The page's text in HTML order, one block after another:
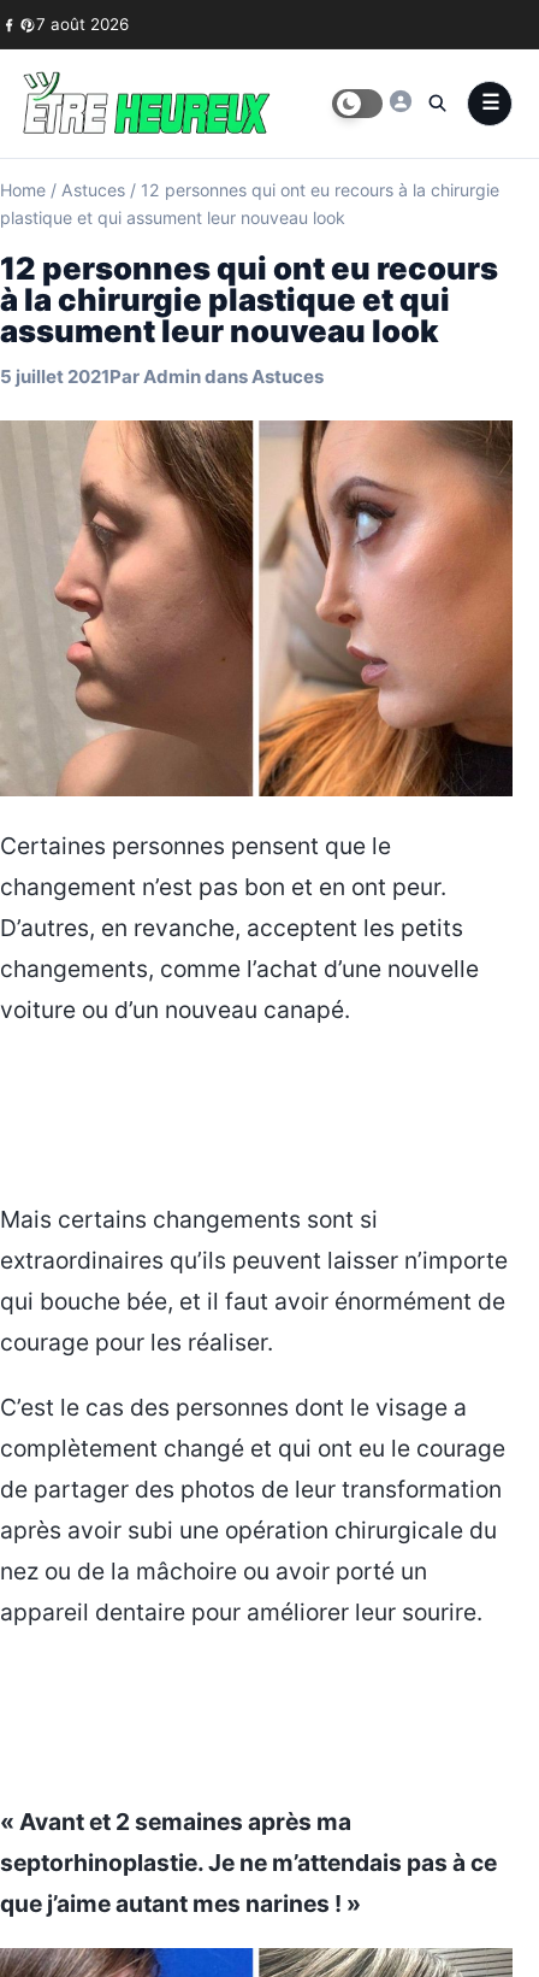
Skip to content
7 août 2026
Home / Astuces / 12 personnes qui ont eu recours à la chirurgie
plastique et qui assument leur nouveau look
12 personnes qui ont eu recours
à la chirurgie plastique et qui
assument leur nouveau look
5 juillet 2021ParAdmindansAstuces
Certaines personnes pensent que le
changement n’est pas bon et en ont peur.
D’autres, en revanche, acceptent les petits
changements, comme l’achat d’une nouvelle
voiture ou d’un nouveau canapé.
Mais certains changements sont si
extraordinaires qu’ils peuvent laisser n’importe
qui bouche bée, et il faut avoir énormément de
courage pour les réaliser.
C’est le cas des personnes dont le visage a
complètement changé et qui ont eu le courage
de partager des photos de leur transformation
après avoir subi une opération chirurgicale du
nez ou de la mâchoire ou avoir porté un
appareil dentaire pour améliorer leur sourire.
« Avant et 2 semaines après ma
septorhinoplastie. Je ne m’attendais pas à ce
que j’aime autant mes narines ! »